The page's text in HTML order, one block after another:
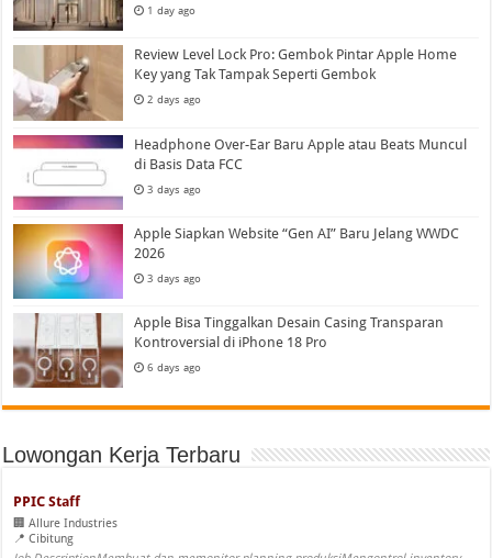
1 day ago
Review Level Lock Pro: Gembok Pintar Apple Home
Key yang Tak Tampak Seperti Gembok
2 days ago
Headphone Over-Ear Baru Apple atau Beats Muncul
di Basis Data FCC
3 days ago
Apple Siapkan Website “Gen AI” Baru Jelang WWDC
2026
3 days ago
Apple Bisa Tinggalkan Desain Casing Transparan
Kontroversial di iPhone 18 Pro
6 days ago
Lowongan Kerja Terbaru
PPIC Staff
Allure Industries
Cibitung